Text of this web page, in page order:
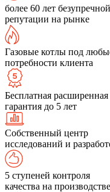
более 60 лет безупречной
репутации на рынке
Газовые котлы под
потребности клиента
Бесплатная расширенная
гарантия до 5 лет
Собственный центр
исследований и
5 ступеней контроля
качества на производстве